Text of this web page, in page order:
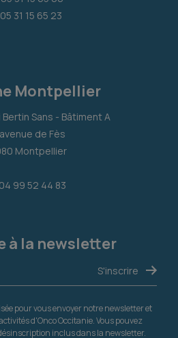
31 15 65 23
Montpellier
Sans - Bâtiment A
de Fès
Montpellier
99 52 44 83
à la newsletter
pour vous envoyer notre newsletter et
d'Onco Occitanie. Vous pouvez
inclus dans la newsletter.